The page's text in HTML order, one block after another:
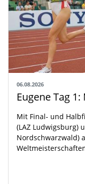
06.08.2026
Mit Final- und
(LAZ Ludwigsburg)
Nordschwarzwald)